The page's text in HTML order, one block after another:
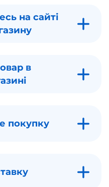
на сайті
в
покупку